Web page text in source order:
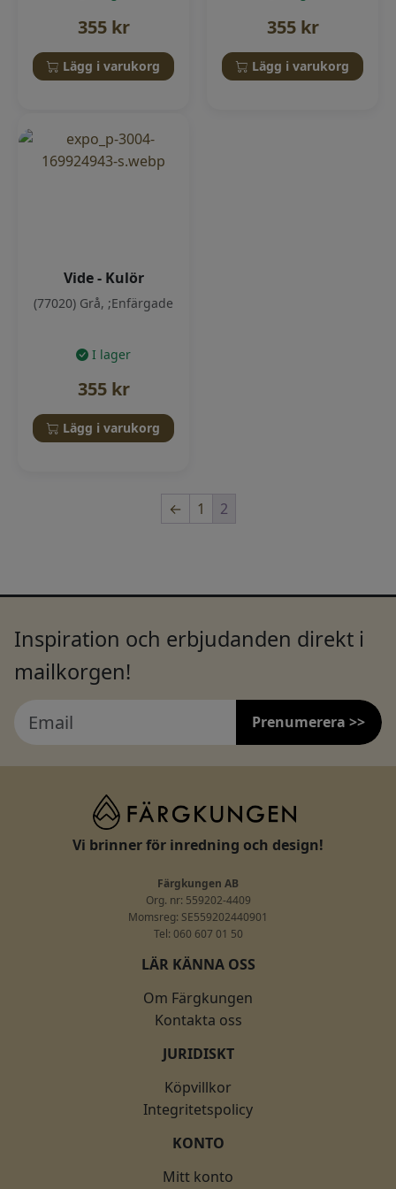
355 kr
Lägg i varukorg
355 kr
Lägg i varukorg
Vide - Kulör
(77020) Grå, ;Enfärgade
I lager
355 kr
Lägg i varukorg
← 1 2
Inspiration och erbjudanden direkt i
mailkorgen!
Prenumerera >>
Vi brinner för inredning och design!
Färgkungen AB
Org. nr: 559202-4409
Momsreg: SE559202440901
Tel: 060 607 01 50
LÄR KÄNNA OSS
Om Färgkungen
Kontakta oss
JURIDISKT
Köpvillkor
Integritetspolicy
KONTO
Mitt konto